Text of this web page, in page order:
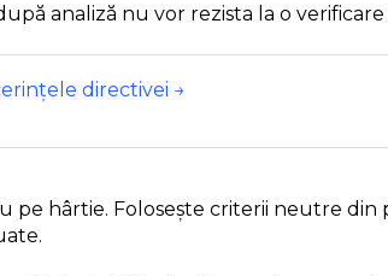
analiză nu vor rezista la o
directivei →
pe hârtie. Folosește criterii neutre